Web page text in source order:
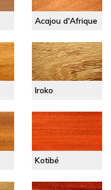
Acajou d'Afrique
Iroko
Kotibé